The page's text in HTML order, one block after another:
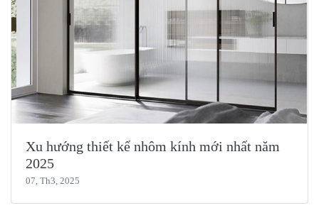
Xu hướng thiết kế nhôm kính mới nhất năm
2025
07, Th3, 2025